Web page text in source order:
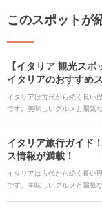
このスポットが
【イタリア 観光ス
イタリアのおすすめ
イタリアは古代から続く長い
です。美味しいグルメと陽気
ットをイタリア全土から紹介
にまず確認しておきたい、イ
を楽しめる情報をご紹介しま
イタリア旅行ガイド
ス情報が満載！
イタリアは古代から続く長い
です。美味しいグルメと陽気